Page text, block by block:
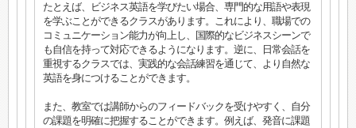
たとえば、ビジネス英語を学びたい場合、専門的な用語や表現
を学ぶことができるクラスがあります。これにより、職場での
コミュニケーション能力が向上し、国際的なビジネスシーンで
も自信を持って対応できるようになります。逆に、日常会話を
重視するクラスでは、実践的な会話練習を通じて、より自然な
英語を身につけることができます。
また、教室では講師からのフィードバックを受けやすく、自分
の課題を明確に把握することができます。例えば、発音に課題